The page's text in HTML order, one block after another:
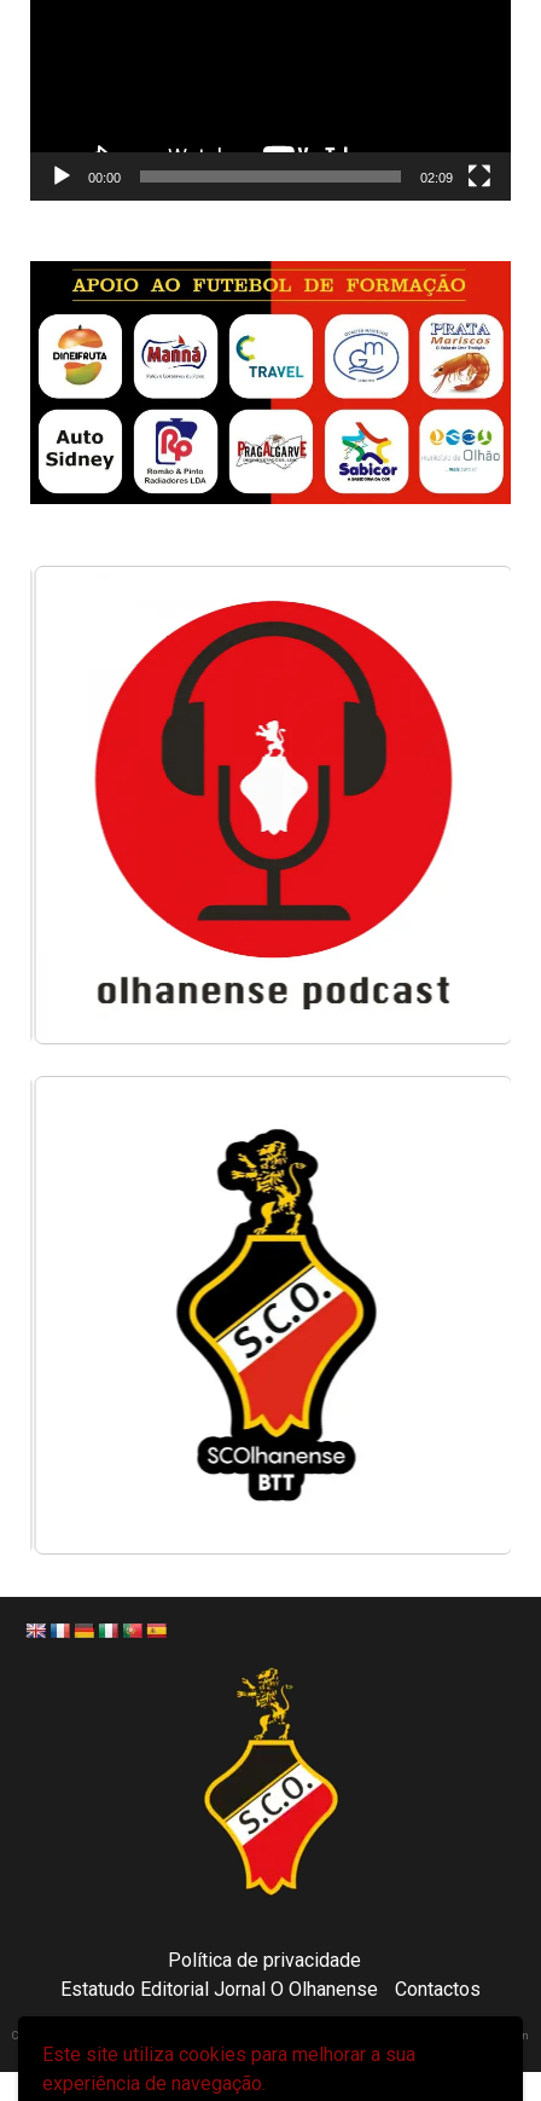
Este site utiliza cookies para melhorar a sua
experiência de navegação.
00:00 02:09
Política de privacidade
Estatudo Editorial Jornal O Olhanense
Contactos
Copyright 2021 © Sporting Clube Olhanense - All rights reserved | Adapted by Tecni24.com | Hosted on
ToonsDomain.com |Newspherepor AF themes.